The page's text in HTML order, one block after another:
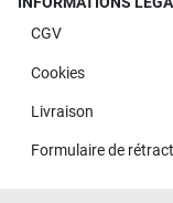
CGV
Cookies
Livraison
Formulaire de